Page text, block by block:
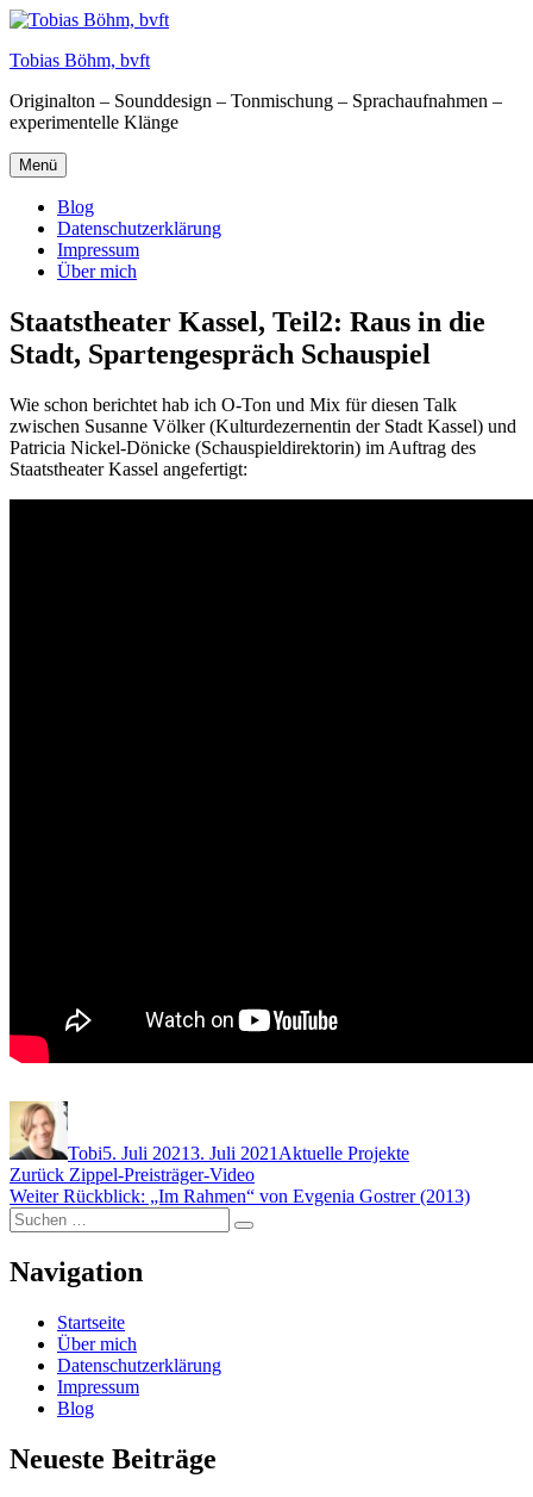
Zum
springen
Tobias Böhm, bvft
Originalton – Sounddesign – Tonmischung – Sprachaufnahmen –
experimentelle Klänge
Menü
Blog
Datenschutzerklärung
Impressum
Über mich
Staatstheater Kassel, Teil2: Raus in die
Stadt, Spartengespräch Schauspiel
Wie schon berichtet hab ich O-Ton und Mix für diesen Talk
zwischen Susanne Völker (Kulturdezernentin der Stadt Kassel) und
Patricia Nickel-Dönicke (Schauspieldirektorin) im Auftrag des
Staatstheater Kassel angefertigt:
Autor
Tobi5. Juli 20213. Juli 2021 Aktuelle Projekte
Beitragsnavigation
Zurück Vorheriger
Beitrag:
Zippel-Preisträger-Video
Weiter Nächster
Beitrag:
Rückblick: „Im Rahmen“ von Evgenia Gostrer (2013)
Suchen
nach:
Suchen
Navigation
Startseite
Über mich
Datenschutzerklärung
Impressum
Blog
Neueste Beiträge